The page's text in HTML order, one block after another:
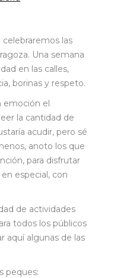
celebraremos las
Una semana
en las calles,
borinas y respeto.
emoción el
la cantidad de
acudir, pero sé
anoto los que
para disfrutar
especial, con
de actividades
todos los públicos
aquí algunas de las
peques: